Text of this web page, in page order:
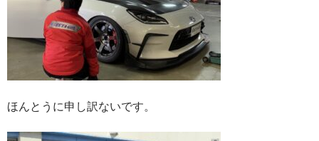
ほんとうに申し訳ないです。